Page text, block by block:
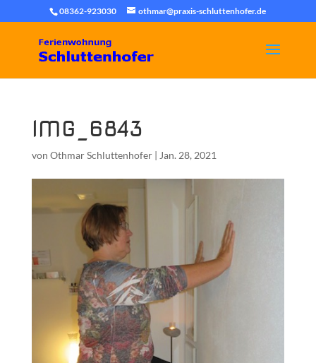
08362-923030 othmar@praxis-schluttenhofer.de
IMG_6843
von Othmar Schluttenhofer| Jan. 28, 2021